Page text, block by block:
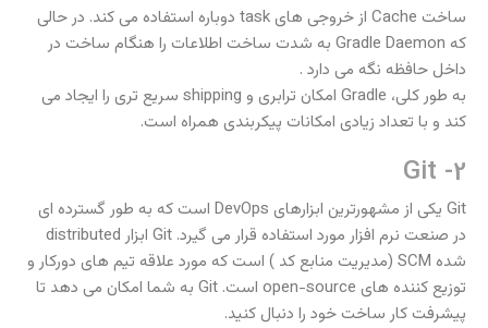
ساخت Cache از خروجی های task دوباره استفاده می کند. در حالی
که Gradle Daemon به شدت ساخت اطلاعات را هنگام ساخت در
داخل حافظه نگه می دارد .
به طور کلی، Gradle امکان ترابری و shipping سریع تری را ایجاد می
کند و با تعداد زیادی امکانات پیکربندی همراه است.
2- Git
Git یکی از مشهورترین ابزارهای DevOps است که به طور گسترده ای
در صنعت نرم افزار مورد استفاده قرار می گیرد. Git ابزار distributed
شده SCM (مدیریت منابع کد ) است که مورد علاقه تیم های دورکار و
توزیع کننده های open-source است. Git به شما امکان می دهد تا
پیشرفت کار ساخت خود را دنبال کنید.